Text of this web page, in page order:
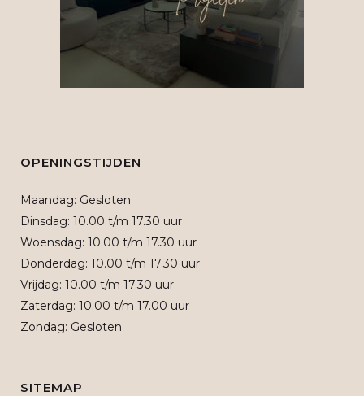
OPENINGSTIJDEN
Maandag: Gesloten
Dinsdag: 10.00 t/m 17.30 uur
Woensdag: 10.00 t/m 17.30 uur
Donderdag: 10.00 t/m 17.30 uur
Vrijdag: 10.00 t/m 17.30 uur
Zaterdag: 10.00 t/m 17.00 uur
Zondag: Gesloten
SITEMAP